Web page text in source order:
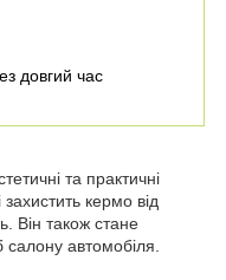
довгий час
та практичні
кермо від
Він також стане
автомобіля.